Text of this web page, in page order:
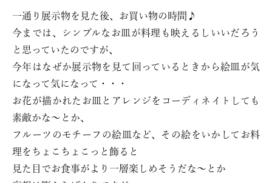
一通り展示物を見た後、お買い物の時間♪
今までは、シンプルなお皿が料理も映えるしいいだろう
と思っていたのですが、
今年はなぜか展示物を見て回っているときから絵皿が気
になって気になって・・・
お花が描かれたお皿とアレンジをコーディネイトしても
素敵かな～とか、
フルーツのモチーフの絵皿など、その絵をいかしてお料
理をちょこちょこっと飾ると
見た目でお食事がより一層楽しめそうだな～とか